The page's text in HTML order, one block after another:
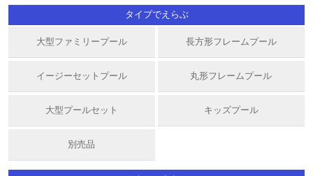
タイプでえらぶ
大型ファミリープール 長方形フレームプール
イージーセットプール 丸形フレームプール
大型プールセット キッズプール
別売品